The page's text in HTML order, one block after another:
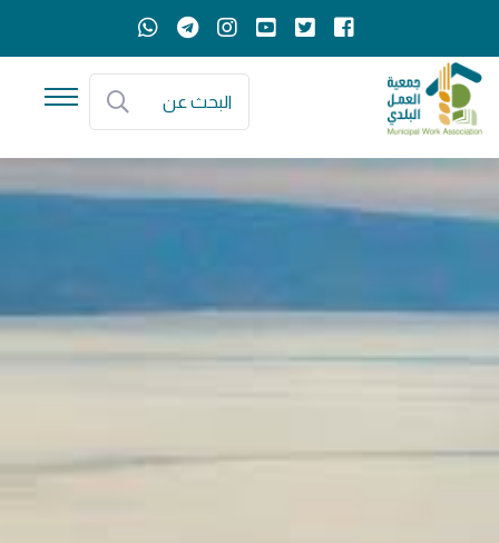
البحث عن